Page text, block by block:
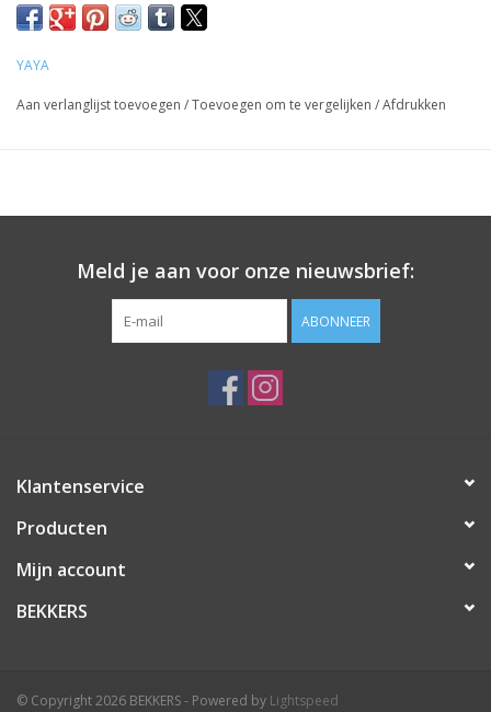
YAYA
Aan verlanglijst toevoegen /Toevoegen om te vergelijken /Afdrukken
Meld je aan voor onze nieuwsbrief:
ABONNEER
Klantenservice
Producten
Mijn account
BEKKERS
© Copyright 2026 BEKKERS - Powered by Lightspeed